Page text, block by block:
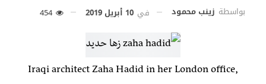
بواسطة زينب محمود في 10 أبريل 2019 454
Iraqi architect Zaha Hadid in her London office,